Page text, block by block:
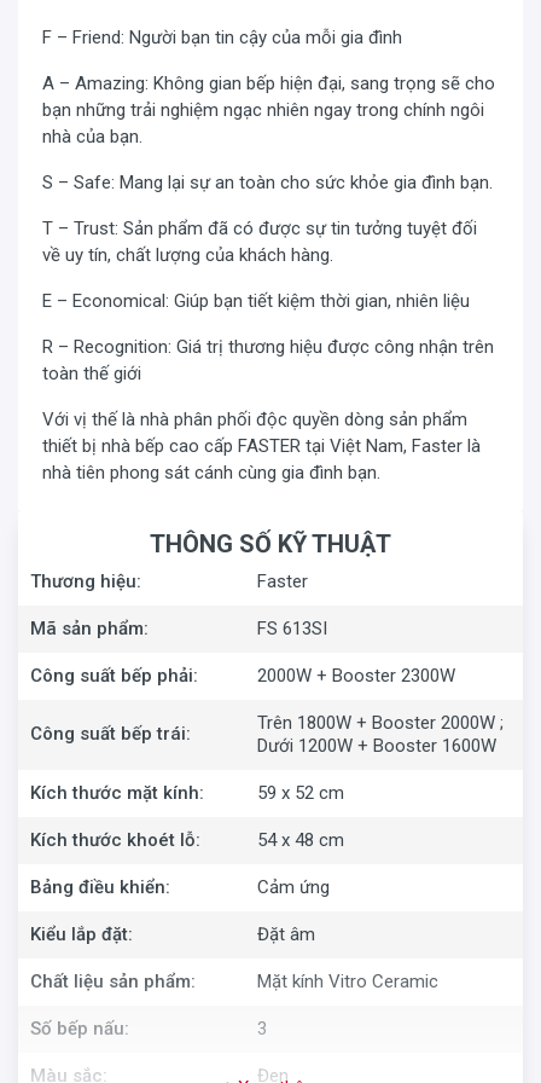
F – Friend: Người bạn tin cậy của mỗi gia đình
A – Amazing: Không gian bếp hiện đại, sang trọng sẽ cho
bạn những trải nghiệm ngạc nhiên ngay trong chính ngôi
nhà của bạn.
S – Safe: Mang lại sự an toàn cho sức khỏe gia đình bạn.
T – Trust: Sản phẩm đã có được sự tin tưởng tuyệt đối
về uy tín, chất lượng của khách hàng.
E – Economical: Giúp bạn tiết kiệm thời gian, nhiên liệu
R – Recognition: Giá trị thương hiệu được công nhận trên
toàn thế giới
Với vị thế là nhà phân phối độc quyền dòng sản phẩm
thiết bị nhà bếp cao cấp FASTER tại Việt Nam, Faster là
nhà tiên phong sát cánh cùng gia đình bạn.
THÔNG SỐ KỸ THUẬT
Thương hiệu: Faster
Mã sản phẩm: FS 613SI
Công suất bếp phải: 2000W + Booster 2300W
Công suất bếp trái:
Trên 1800W + Booster 2000W ;
Dưới 1200W + Booster 1600W
Kích thước mặt kính: 59 x 52 cm
Kích thước khoét lỗ: 54 x 48 cm
Bảng điều khiển: Cảm ứng
Kiểu lắp đặt: Đặt âm
Chất liệu sản phẩm: Mặt kính Vitro Ceramic
Số bếp nấu: 3
Màu sắc: Đen